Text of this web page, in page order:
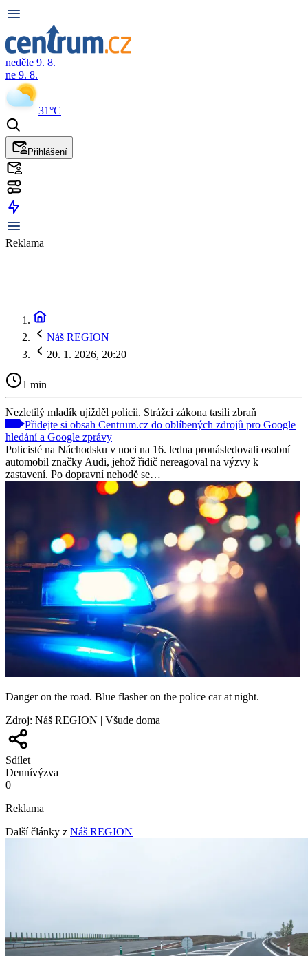
neděle 9. 8.
ne 9. 8.
31°C
Přihlášení
Reklama
Náš REGION
20. 1. 2026, 20:20
1 min
Nezletilý mladík ujížděl policii. Strážci zákona tasili zbraň
Přidejte si obsah Centrum.cz do oblíbených zdrojů pro Google
hledání a Google zprávy
Policisté na Náchodsku v noci na 16. ledna pronásledovali osobní
automobil značky Audi, jehož řidič nereagoval na výzvy k
zastavení. Po dopravní nehodě se…
Danger on the road. Blue flasher on the police car at night.
Zdroj: Náš REGION | Všude doma
Sdílet
Dennívýzva
0
Reklama
Další články z Náš REGION